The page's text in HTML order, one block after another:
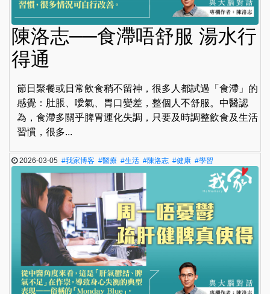
陳洛志──食滯唔舒服 湯水行
得通
節日聚餐或日常飲食稍不留神，很多人都試過「食滯」的
感覺：肚脹、噯氣、胃口變差，整個人不舒服。中醫認
為，食滯多關乎脾胃運化失調，只要及時調整飲食及生活
習慣，很多...
2026-03-05#我家博客 #醫療 #生活 #陳洛志 #健康 #學習